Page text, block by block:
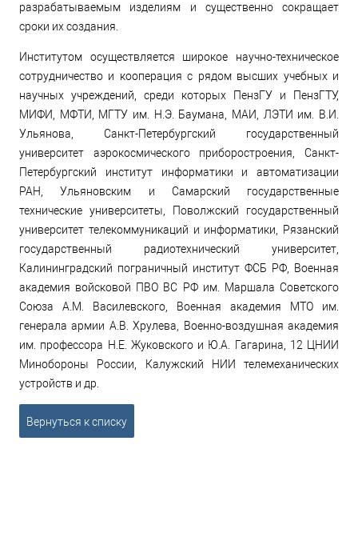
разрабатываемым изделиям и существенно сокращает
сроки их создания.
Институтом осуществляется широкое научно-техническое
сотрудничество и кооперация с рядом высших учебных и
научных учреждений, среди которых ПензГУ и ПензГТУ,
МИФИ, МФТИ, МГТУ им. Н.Э. Баумана, МАИ, ЛЭТИ им. В.И.
Ульянова, Санкт-Петербургский государственный
университет аэрокосмического приборостроения, Санкт-
Петербургский институт информатики и автоматизации
РАН, Ульяновским и Самарский государственные
технические университеты, Поволжский государственный
университет телекоммуникаций и информатики, Рязанский
государственный радиотехнический университет,
Калининградский пограничный институт ФСБ РФ, Военная
академия войсковой ПВО ВС РФ им. Маршала Советского
Союза А.М. Василевского, Военная академия МТО им.
генерала армии А.В. Хрулева, Военно-воздушная академия
им. профессора Н.Е. Жуковского и Ю.А. Гагарина, 12 ЦНИИ
Минобороны России, Калужский НИИ телемеханических
устройств и др.
Вернуться к списку